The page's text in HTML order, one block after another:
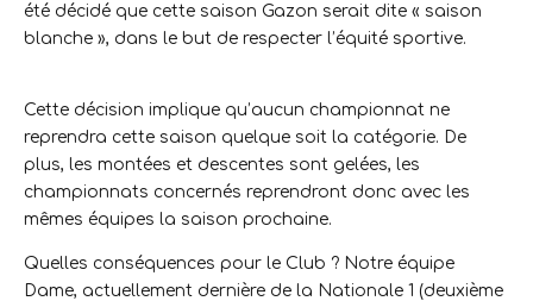
été décidé que cette saison Gazon serait dite « saison
blanche », dans le but de respecter l’équité sportive.
Cette décision implique qu’aucun championnat ne
reprendra cette saison quelque soit la catégorie. De
plus, les montées et descentes sont gelées, les
championnats concernés reprendront donc avec les
mêmes équipes la saison prochaine.
Quelles conséquences pour le Club ? Notre équipe
Dame, actuellement dernière de la Nationale 1 (deuxième